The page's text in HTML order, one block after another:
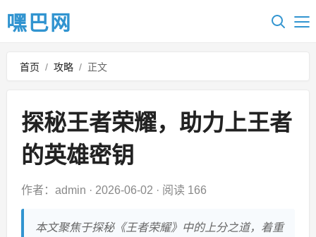
嘿巴网
首页 / 攻略 / 正文
探秘王者荣耀，助力上王者
的英雄密钥
作者：admin · 2026-06-02 · 阅读 166
本文聚焦于探秘《王者荣耀》中的上分之道，着重